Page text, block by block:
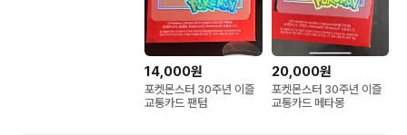
14,000원
포켓몬스터 30주년 이즐
교통카드 팬텀
20,000원
포켓몬스터 30주년 이즐
교통카드 메타몽